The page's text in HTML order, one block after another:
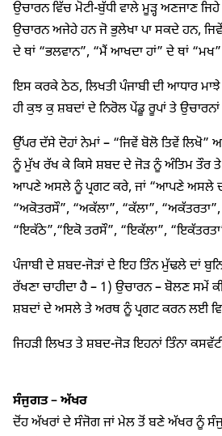
ਉਚਾਰਨ ਵਿੱਚ ਮੋਟੀ-ਬੁੱਧੀ ਵਾਲੇ ਮੂੜ੍ਹ ਅਣਜਾਣ
ਉਚਾਰਨ ਅਜੇਹੇ ਹਨ ਜੋ ਭੁਲੇਖਾ ਪਾ ਸਕਦੇ ਹਨ,
ਦੇ ਥਾਂ “ਭਲਵਾਨ”, “ਮੈਂ ਆਖਦਾ ਹਾਂ” ਦੇ ਥਾਂ
ਇਸ ਕਰਕੇ ਠੇਠ, ਲਿਖਤੀ ਪੰਜਾਬੀ ਦੀ ਆਧਾਰ
ਹੀ ਕੁਝ ਕੁ ਸ਼ਬਦਾਂ ਦੇ ਨਿਰੋਲ ਪੇਂਡੂ ਰੂਪਾਂ ਤੇ
ਉੱਪਰ ਦੱਸੇ ਦੋਹਾਂ ਨੇਮਾਂ – “ਜਿਵੇਂ ਬੋਲੋ ਤਿਵੇਂ
ਨੂੰ ਮੁੱਖ ਰੱਖ ਕੇ ਕਿਸੇ ਸ਼ਬਦ ਦੇ ਜੋੜ ਨੂੰ ਅੰਤਿਮ ਤੌਰ
ਆਪਣੇ ਅਸਲੇ ਨੂੰ ਪ੍ਰਗਟ ਕਰੇ, ਜਾਂ “ਆਪਣੇ ਅਸਲੇ
“ਅਕੋਤਰਸੌ”, “ਅਕੱਲਾ”, “ਕੱਲਾ”,
“ਇਕੱਠੇ”,“ਇਕੋ ਤਰਸੌ”, “ਇਕੱਲਾ”, “ਇਕੱਤਰਤਾ”
ਪੰਜਾਬੀ ਦੇ ਸ਼ਬਦ-ਜੋੜਾਂ ਦੇ ਇਹ ਤਿੰਨ ਮੁੱਢਲੇ ਦਾਂ
ਰੱਖਣਾ ਚਾਹੀਦਾ ਹੈ – 1) ਉਚਾਰਨ – ਬੋਲਣ ਸਮੇਂ
ਸ਼ਬਦਾਂ ਦੇ ਅਸਲੇ ਤੇ ਅਰਥ ਨੂੰ ਪ੍ਰਗਟ ਕਰਨ ਲਈ
ਜਿਹੜੀ ਲਿਖਤ ਤੇ ਸ਼ਬਦ-ਜੋੜ ਇਹਨਾਂ ਤਿੰਨਾ
ਸੰਜੁਗਤ – ਅੱਖਰ
ਦੋਂਹ ਅੱਖਰਾਂ ਦੇ ਸੰਜੋਗ ਜਾਂ ਮੇਲ ਤੋਂ ਬਣੇ ਅੱਖਰ ਨੂੰ